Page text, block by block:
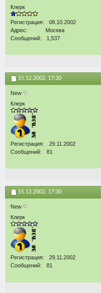
Клерк
Регистрация
08.10.2002
Адрес
Москва
Сообщений
1,537
15.12.2002, 17:30
New
Клерк
Регистрация
29.11.2002
Сообщений
81
15.12.2002, 17:30
New
Клерк
Регистрация
29.11.2002
Сообщений
81